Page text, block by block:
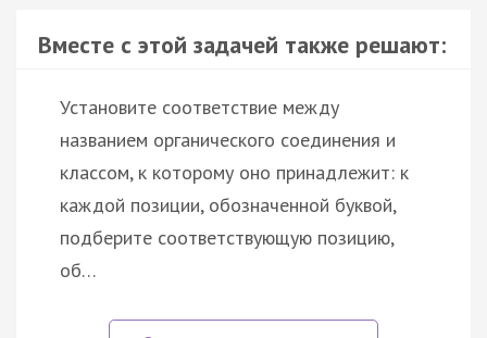
Вместе с этой задачей также решают:
Установите соответствие между
названием органического соединения и
классом, к которому оно принадлежит: к
каждой позиции, обозначенной буквой,
подберите соответствующую позицию,
об…